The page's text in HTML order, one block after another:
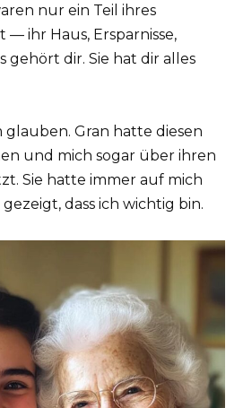
nur ein Teil ihres
— ihr Haus, Ersparnisse,
gehört dir. Sie hat dir alles
Gran hatte diesen
und mich sogar über ihren
Sie hatte immer auf mich
dass ich wichtig bin.